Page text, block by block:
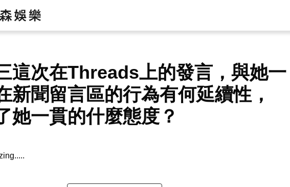
這次在Threads上的發言，與她一
新聞留言區的行為有何延續性，
她一貫的什麼態度？